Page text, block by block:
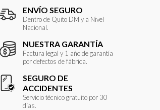
ENVÍO SEGURO
Dentro de Quito DM y a Nivel
Nacional.
NUESTRA GARANTÍA
Factura legal y 1 año de garantía
por defectos de fábrica.
SEGURO DE
ACCIDENTES
Servicio técnico gratuito por 30
días.